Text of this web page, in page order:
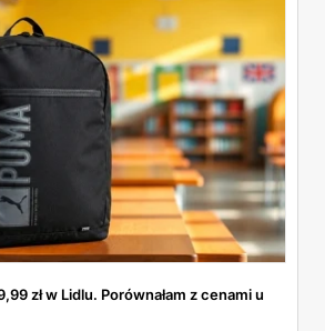
zł w Lidlu. Porównałam z cenami u